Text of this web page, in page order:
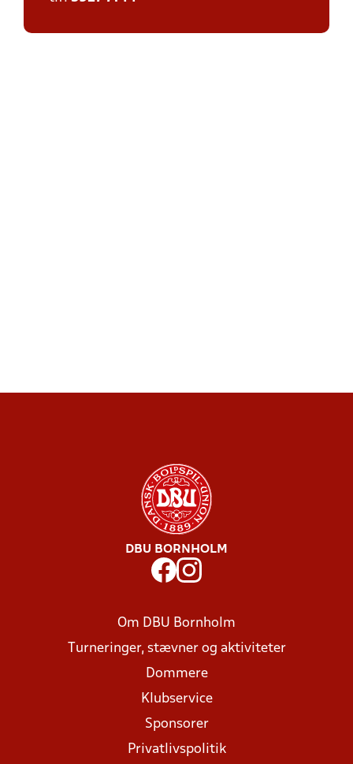
DBU BORNHOLM
Om DBU Bornholm
Turneringer, stævner og aktiviteter
Dommere
Klubservice
Sponsorer
Privatlivspolitik